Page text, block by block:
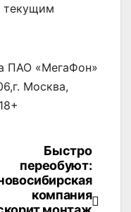
текущим
ПАО «МегаФон»
Москва,
Быстро
переобуют:
компания